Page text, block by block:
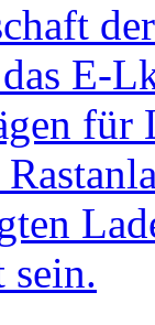
E-
für
sein.